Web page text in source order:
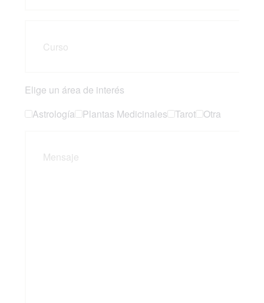
Elige un área de interés
Astrología Plantas Medicinales Tarot Otra